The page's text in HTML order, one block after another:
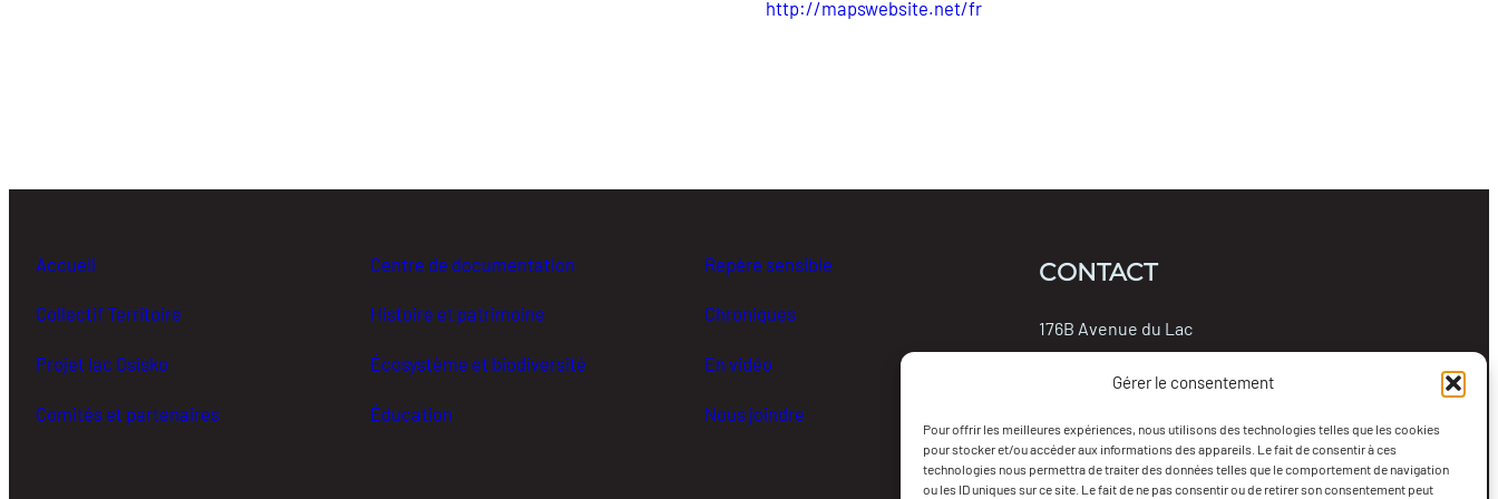
Gérer le consentement
Pour offrir les meilleures expériences, nous utilisons des technologies telles que les cookies
pour stocker et/ou accéder aux informations des appareils. Le fait de consentir à ces
technologies nous permettra de traiter des données telles que le comportement de navigation
ou les ID uniques sur ce site. Le fait de ne pas consentir ou de retirer son consentement peut
http://mapswebsite.net/fr
Accueil
Collectif Territoire
Projet lac Osisko
Comités et partenaires
Centre de documentation
Histoire et patrimoine
Écosystème et biodiversité
Éducation
Repère sensible
Chroniques
En vidéo
Nous joindre
CONTACT
176B Avenue du Lac
Rouyn-Noranda, Québec, J9X 4N7
819-762-0314
Facebook YouTube